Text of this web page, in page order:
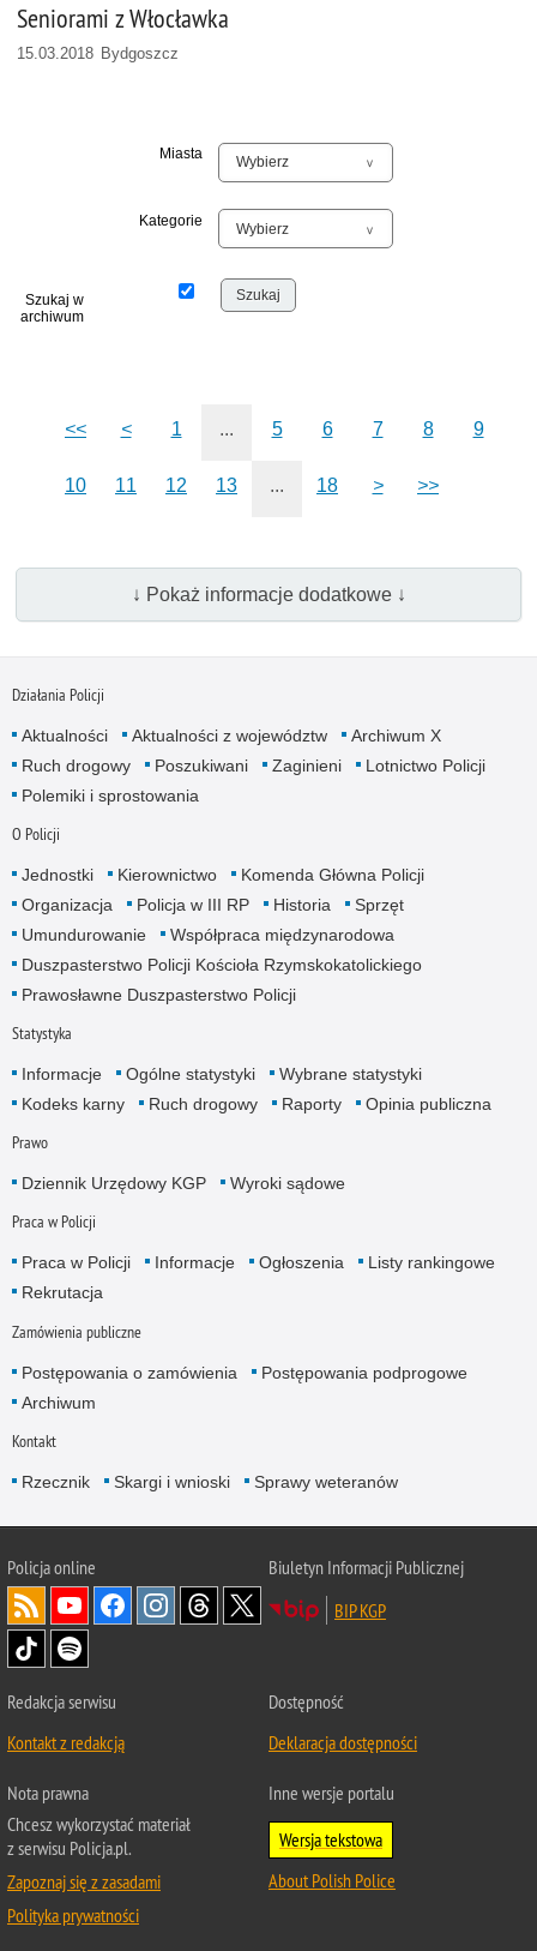
Seniorami z Włocławka
15.03.2018 Bydgoszcz
Miasta
Kategorie
Szukaj w
archiwum
<< < 1 ... 5 6 7 8 9
10 11 12 13 ... 18 > >>
↓ Pokaż informacje dodatkowe ↓
Działania Policji
Aktualności Aktualności z województw
Archiwum X
Ruch drogowy
Poszukiwani Zaginieni
Lotnictwo Policji
Polemiki i sprostowania
O Policji
Jednostki Kierownictwo
Komenda Główna Policji
Organizacja
Policja w III RP Historia
Sprzęt
Umundurowanie
Współpraca międzynarodowa
Duszpasterstwo Policji Kościoła Rzymskokatolickiego
Prawosławne Duszpasterstwo Policji
Statystyka
Informacje Ogólne statystyki
Wybrane statystyki
Kodeks karny
Ruch drogowy Raporty Opinia publiczna
Prawo
Dziennik Urzędowy KGP Wyroki sądowe
Praca w Policji
Praca w Policji Informacje Ogłoszenia
Listy rankingowe
Rekrutacja
Zamówienia publiczne
Postępowania o zamówienia
Postępowania podprogowe
Archiwum
Kontakt
Rzecznik Skargi i wnioski Sprawy weteranów
Policjaonline
Biuletyn Informacji Publicznej
BIP KGP
Redakcja serwisu
Kontakt z redakcją
Dostępność
Deklaracja dostępności
Nota prawna
Chcesz wykorzystać materiał
z serwisu Policja.pl.
Zapoznaj się z zasadami
Polityka prywatności
Inne wersje portalu
Wersja tekstowa
About Polish Police